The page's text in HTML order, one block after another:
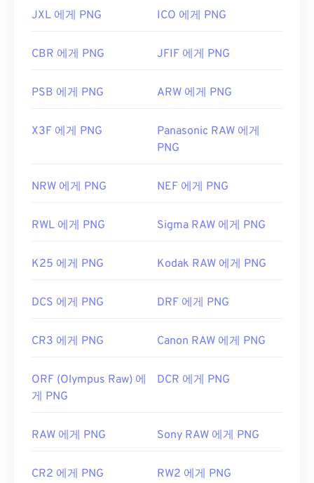
JXL 에게 PNG ICO 에게 PNG
CBR 에게 PNG JFIF 에게 PNG
PSB 에게 PNG ARW 에게 PNG
X3F 에게 PNG
Panasonic RAW 에게
PNG
NRW 에게 PNG NEF 에게 PNG
RWL 에게 PNG Sigma RAW 에게 PNG
K25 에게 PNG Kodak RAW 에게 PNG
DCS 에게 PNG DRF 에게 PNG
CR3 에게 PNG Canon RAW 에게 PNG
ORF (Olympus Raw) 에
게 PNG
DCR 에게 PNG
RAW 에게 PNG Sony RAW 에게 PNG
CR2 에게 PNG RW2 에게 PNG